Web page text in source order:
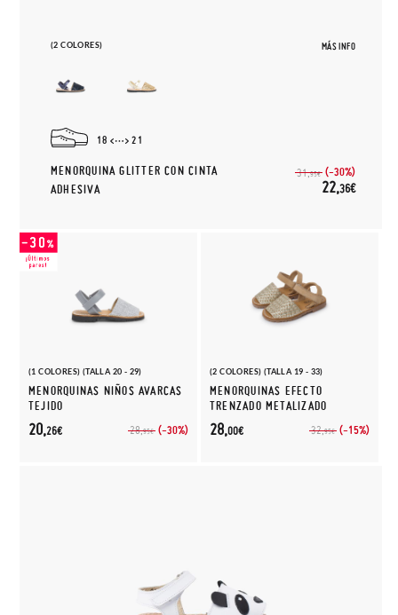
(2 COLORES) MÁS INFO
18 21
MENORQUINA GLITTER CON CINTA
ADHESIVA
31,95€ (-30%)
22,36€
(1 COLORES) (TALLA 20 - 29)
MENORQUINAS NIÑOS AVARCAS
TEJIDO
28,95€ (-30%)
20,26€
(2 COLORES) (TALLA 19 - 33)
MENORQUINAS EFECTO
TRENZADO METALIZADO
32,95€ (-15%)
28,00€